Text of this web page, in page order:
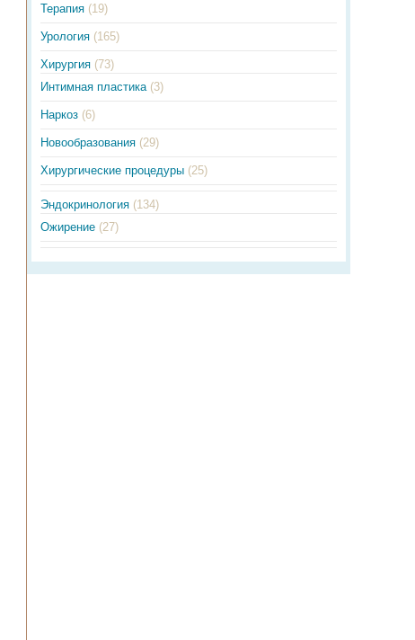
Терапия (19)
Урология (165)
Хирургия (73)
Интимная пластика (3)
Наркоз (6)
Новообразования (29)
Хирургические процедуры (25)
Эндокринология (134)
Ожирение (27)